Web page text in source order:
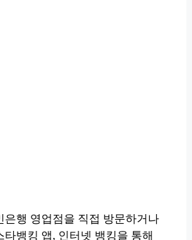
은행 영업점을 직접 방문하거나
뱅킹 앱, 인터넷 뱅킹을 통해